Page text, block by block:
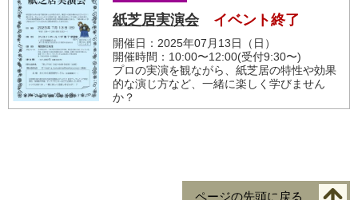
紙芝居実演会 イベント終了
開催日：2025年07月13日（日）
開催時間：10:00〜12:00(受付9:30〜)
プロの実演を観ながら、紙芝居の特性や効果
的な演じ方など、一緒に楽しく学びません
か？
ページの先頭に戻る